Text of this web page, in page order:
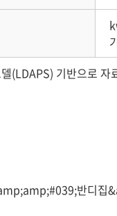
(LDAPS) 기반으로
반디